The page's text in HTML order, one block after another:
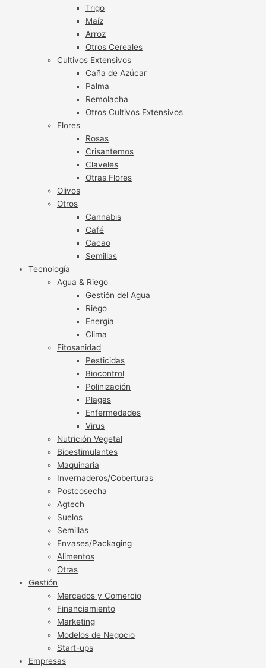
Trigo
Maíz
Arroz
Otros Cereales
Cultivos Extensivos
Caña de Azúcar
Palma
Remolacha
Otros Cultivos Extensivos
Flores
Rosas
Crisantemos
Claveles
Otras Flores
Olivos
Otros
Cannabis
Café
Cacao
Semillas
Tecnología
Agua & Riego
Gestión del Agua
Riego
Energía
Clima
Fitosanidad
Pesticidas
Biocontrol
Polinización
Plagas
Enfermedades
Virus
Nutrición Vegetal
Bioestimulantes
Maquinaria
Invernaderos/Coberturas
Postcosecha
Agtech
Suelos
Semillas
Envases/Packaging
Alimentos
Otras
Gestión
Mercados y Comercio
Financiamiento
Marketing
Modelos de Negocio
Start-ups
Empresas